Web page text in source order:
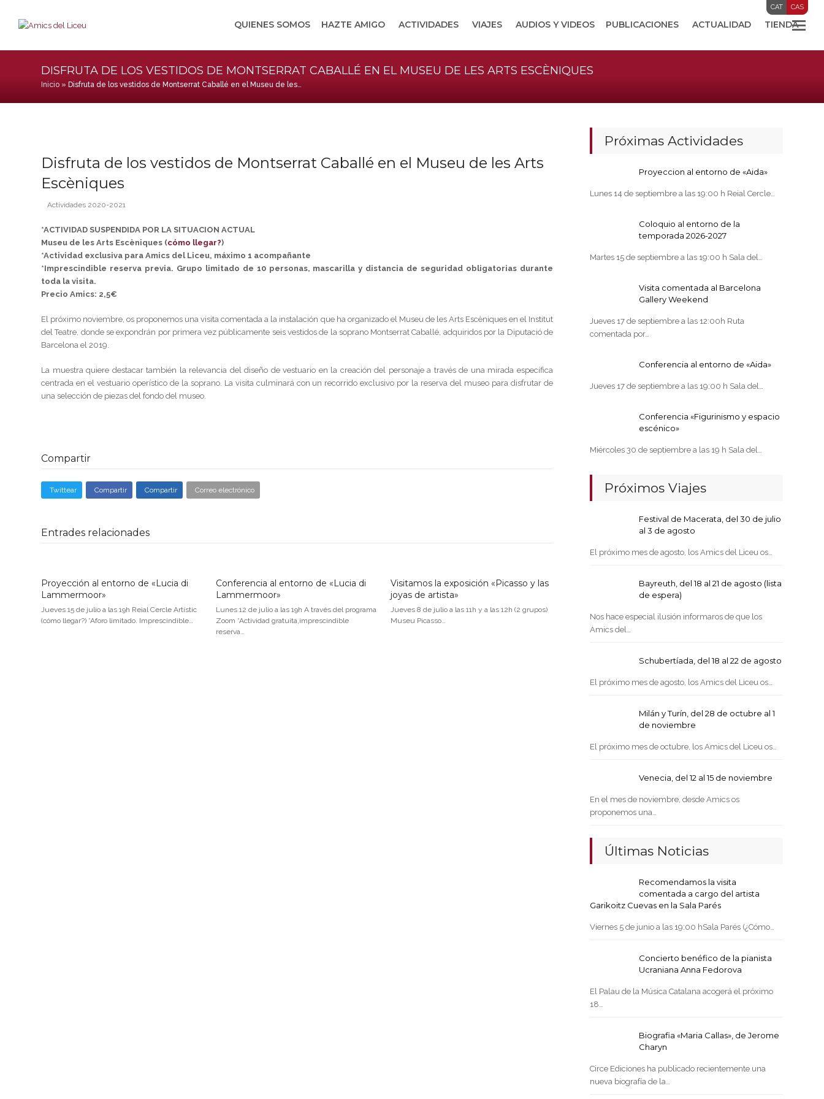
CAT CAS
QUIENES SOMOS HAZTE AMIGO ACTIVIDADES VIAJES AUDIOS Y VIDEOS PUBLICACIONES ACTUALIDAD TIENDA
DISFRUTA DE LOS VESTIDOS DE MONTSERRAT CABALLÉ EN EL MUSEU DE LES ARTS ESCÈNIQUES
Inicio » Disfruta de los vestidos de Montserrat Caballé en el Museu de les…
Disfruta de los vestidos de Montserrat Caballé en el Museu de les Arts
Escèniques
Actividades 2020-2021
*ACTIVIDAD SUSPENDIDA POR LA SITUACION ACTUAL
Museu de les Arts Escèniques (cómo llegar?)
*Actividad exclusiva para Amics del Liceu, máximo 1 acompañante
*Imprescindible reserva previa. Grupo limitado de 10 personas, mascarilla y distancia de seguridad obligatorias durante
toda la visita.
Precio Amics: 2,5€
El próximo noviembre, os proponemos una visita comentada a la instalación que ha organizado el Museu de les Arts Escèniques en el Institut
del Teatre, donde se expondrán por primera vez públicamente seis vestidos de la soprano Montserrat Caballé, adquiridos por la Diputació de
Barcelona el 2019.
La muestra quiere destacar también la relevancia del diseño de vestuario en la creación del personaje a través de una mirada específica
centrada en el vestuario operístico de la soprano. La visita culminará con un recorrido exclusivo por la reserva del museo para disfrutar de
una selección de piezas del fondo del museo.
Compartir
Twittear Compartir Compartir Correo electrónico
Entrades relacionades
Proyección al entorno de «Lucia di
Lammermoor»
Jueves 15 de julio a las 19h Reial Cercle Artístic
(cómo llegar?) *Aforo limitado. Imprescindible…
Conferencia al entorno de «Lucia di
Lammermoor»
Lunes 12 de julio a las 19h A través del programa
Zoom *Actividad gratuita,imprescindible
reserva…
Visitamos la exposición «Picasso y las
joyas de artista»
Jueves 8 de julio a las 11h y a las 12h (2 grupos)
Museu Picasso…
Próximas Actividades
Proyeccion al entorno de «Aida»
Lunes 14 de septiembre a las 19:00 h Reial Cercle…
Coloquio al entorno de la
temporada 2026-2027
Martes 15 de septiembre a las 19:00 h Sala del…
Visita comentada al Barcelona
Gallery Weekend
Jueves 17 de septiembre a las 12:00h Ruta
comentada por…
Conferencia al entorno de «Aida»
Jueves 17 de septiembre a las 19:00 h Sala del…
Conferencia «Figurinismo y espacio
escénico»
Miércoles 30 de septiembre a las 19 h Sala del…
Próximos Viajes
Festival de Macerata, del 30 de julio
al 3 de agosto
El próximo mes de agosto, los Amics del Liceu os…
Bayreuth, del 18 al 21 de agosto (lista
de espera)
Nos hace especial ilusión informaros de que los
Amics del…
Schubertíada, del 18 al 22 de agosto
El próximo mes de agosto, los Amics del Liceu os…
Milán y Turín, del 28 de octubre al 1
de noviembre
El próximo mes de octubre, los Amics del Liceu os…
Venecia, del 12 al 15 de noviembre
En el mes de noviembre, desde Amics os
proponemos una…
Últimas Noticias
Recomendamos la visita
comentada a cargo del artista
Garikoitz Cuevas en la Sala Parés
Viernes 5 de junio a las 19:00 hSala Parés (¿Cómo…
Concierto benéfico de la pianista
Ucraniana Anna Fedorova
El Palau de la Música Catalana acogerá el próximo
18…
Biografia «Maria Callas», de Jerome
Charyn
Circe Ediciones ha publicado recientemente una
nueva biografía de la…